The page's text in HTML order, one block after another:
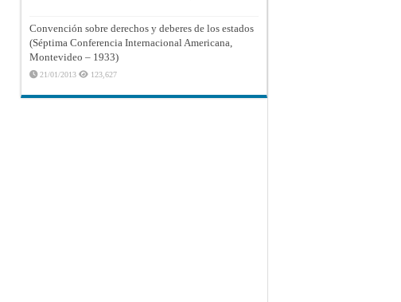
Convención sobre derechos y deberes de los estados
(Séptima Conferencia Internacional Americana,
Montevideo – 1933)
21/01/2013 123,627